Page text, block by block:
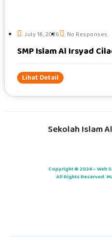
July 18, 2026 No Responses
SMP Islam Al Irsyad
Lihat Detail
Sekolah Islam
Copyright © 2024 – Web
All Rights Reserved.